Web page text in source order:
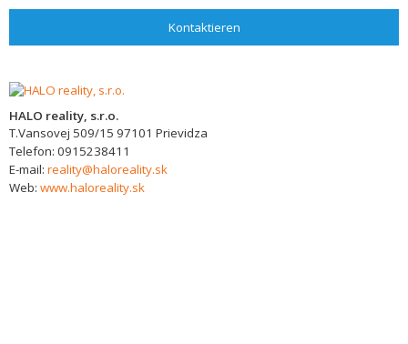
Kontaktieren
HALO reality, s.r.o.
T.Vansovej 509/15 97101 Prievidza
Telefon: 0915238411
E-mail: reality@haloreality.sk
Web: www.haloreality.sk